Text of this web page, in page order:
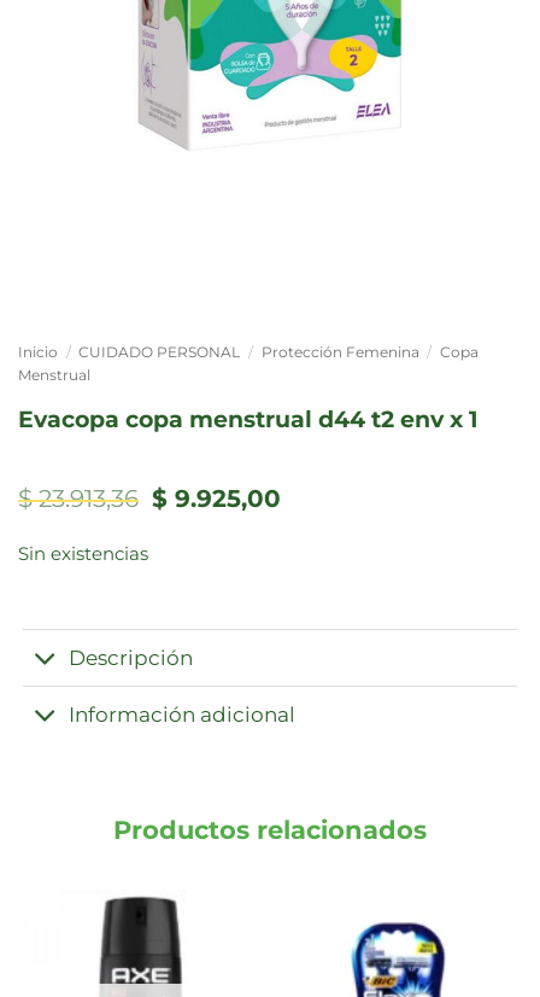
Inicio / CUIDADO PERSONAL / Protección Femenina / Copa
Menstrual
evacopa copa menstrual d44 t2 env x 1
$23.913,36 El
precio
$ 9.925,00
Sin existencias
Descripción
Información adicional
Productos relacionados